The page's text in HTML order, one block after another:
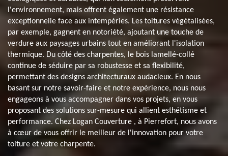
l'environnement, mais offrent également une résistance
exceptionnelle face aux intempéries. Les toitures végétalisées,
par exemple, gagnent en notoriété, ajoutant une touche de
verdure aux paysages urbains tout en améliorant l'isolation
thermique. Du côté des charpentes, le bois lamellé-collé
continue de séduire par sa robustesse et sa flexibilité,
permettant des designs architecturaux audacieux. En nous
basant sur notre savoir-faire et notre expérience, nous nous
engageons à vous accompagner dans vos projets, en vous
proposant des solutions sur-mesure qui allient esthétisme et
performance. Chez Logan Couverture , à Pierrefort, nous avons
à cœur de vous offrir le meilleur de l'innovation pour votre
toiture et votre charpente.